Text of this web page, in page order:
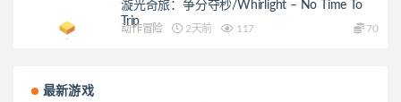
漩光奇旅：争分夺秒/Whirlight – No Time To
Trip
动作冒险 2天前 117 70
最新游戏